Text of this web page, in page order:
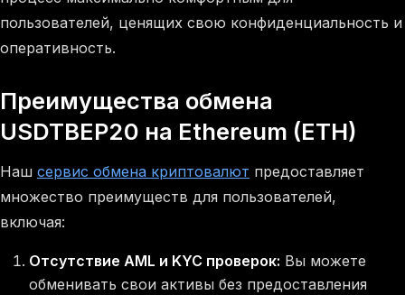
пользователей, ценящих свою конфиденциальность и
оперативность.
Преимущества обмена
USDTBEP20 на Ethereum (ETH)
Наш сервис обмена криптовалют предоставляет
множество преимуществ для пользователей,
включая:
Отсутствие AML и KYC проверок: Вы можете
обменивать свои активы без предоставления